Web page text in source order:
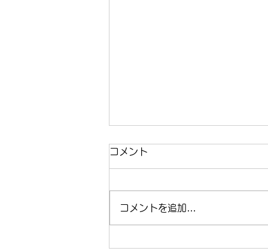
オオクチバスの放流を実施し
コメント
コメントを追加…